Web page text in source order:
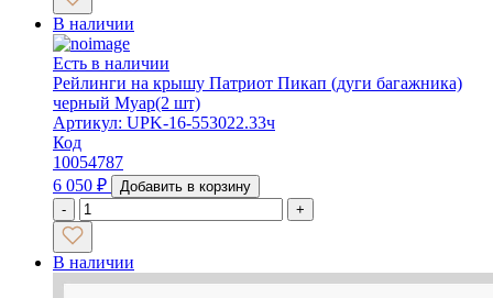
В наличии
Есть в наличии
Рейлинги на крышу Патриот Пикап (дуги багажника)
черный Муар(2 шт)
Артикул: UPK-16-553022.33ч
Код
10054787
6 050 ₽
Добавить в корзину
-
+
В наличии